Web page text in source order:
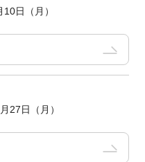
日（月）
27日（月）